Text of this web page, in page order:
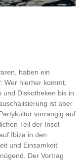
haben ein
Wer hierher kommt,
und Diskotheken bis in
ist aber
vorrangig auf
Teil der Insel
Ibiza in den
und Einsamkeit
Der Vortrag